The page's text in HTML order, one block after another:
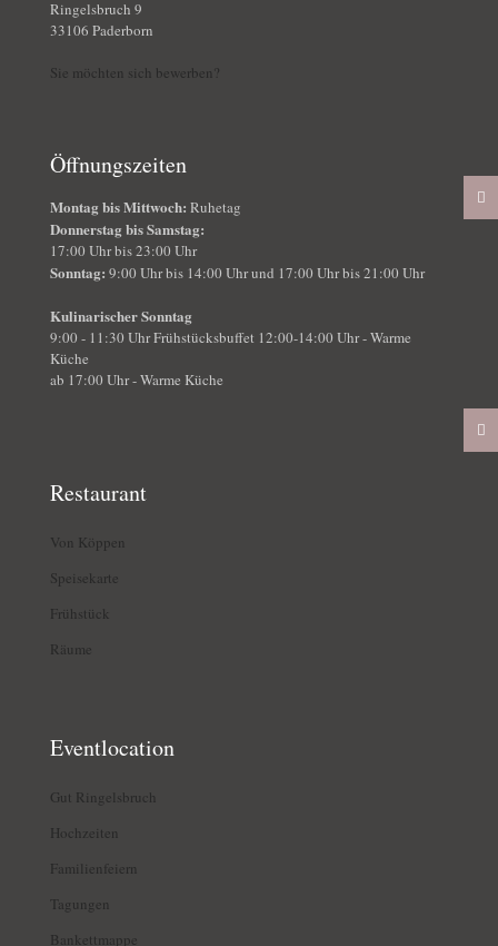
Ringelsbruch 9
33106 Paderborn
Sie möchten sich bewerben?
Öffnungszeiten
Montag bis Mittwoch: Ruhetag
Donnerstag bis Samstag:
17:00 Uhr bis 23:00 Uhr
Sonntag: 9:00 Uhr bis 14:00 Uhr und 17:00 Uhr bis 21:00 Uhr
Kulinarischer Sonntag
9:00 - 11:30 Uhr Frühstücksbuffet 12:00-14:00 Uhr - Warme
Küche
ab 17:00 Uhr - Warme Küche
Restaurant
Von Köppen
Speisekarte
Frühstück
Räume
Eventlocation
Gut Ringelsbruch
Hochzeiten
Familienfeiern
Tagungen
Bankettmappe